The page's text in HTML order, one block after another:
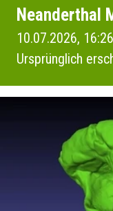
Neanderthal
10.07.2026, 16:26
Ursprünglich